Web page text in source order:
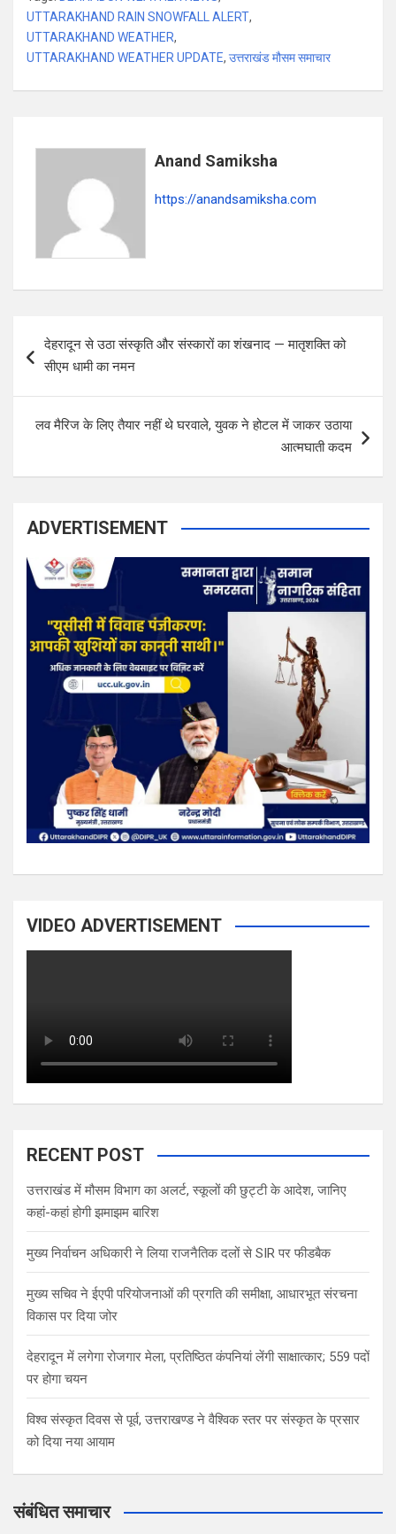
at
s
A
p
ce
b
o
o
e
gr
a
m
ar
UTTARAKHAND RAIN SNOWFALL ALERT,
UTTARAKHAND WEATHER,
UTTARAKHAND WEATHER UPDATE, उत्तराखंड मौसम समाचार
Anand Samiksha
https://anandsamiksha.com
a
देहरादून से उठा संस्कृति और संस्कारों का शंखनाद — मातृशक्ति को
सीएम धामी का नमन
लव मैरिज के लिए तैयार नहीं थे घरवाले, युवक ने होटल में जाकर उठाया
आत्मघाती कदम
ADVERTISEMENT
VIDEO ADVERTISEMENT
RECENT POST
उत्तराखंड में मौसम विभाग का अलर्ट, स्कूलों की छुट्टी के आदेश, जानिए
कहां-कहां होगी झमाझम बारिश
मुख्य निर्वाचन अधिकारी ने लिया राजनैतिक दलों से SIR पर फीडबैक
मुख्य सचिव ने ईएपी परियोजनाओं की प्रगति की समीक्षा, आधारभूत संरचना
विकास पर दिया जोर
देहरादून में लगेगा रोजगार मेला, प्रतिष्ठित कंपनियां लेंगी साक्षात्कार; 559 पदों
पर होगा चयन
विश्व संस्कृत दिवस से पूर्व, उत्तराखण्ड ने वैश्विक स्तर पर संस्कृत के प्रसार
को दिया नया आयाम
संबंधित समाचार